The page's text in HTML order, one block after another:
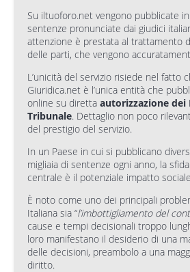
Su iltuoforo.net vengono pubblicate
sentenze pronunciate dai giudici
attenzione è prestata al trattamento
delle parti, che vengono
L’unicità del servizio risiede nel fatto
Giuridica.net è l’unica entità che
online su diretta autorizzazione dei
Tribunale. Dettaglio non poco
del prestigio del servizio.
In un Paese in cui si pubblicano
migliaia di sentenze ogni anno, la
centrale è il potenziale impatto
È noto come uno dei principali
Italiana sia “l’imbottigliamento del
cause e tempi decisionali troppo
loro manifestano il desiderio di una
delle decisioni, preambolo a una
diritto.